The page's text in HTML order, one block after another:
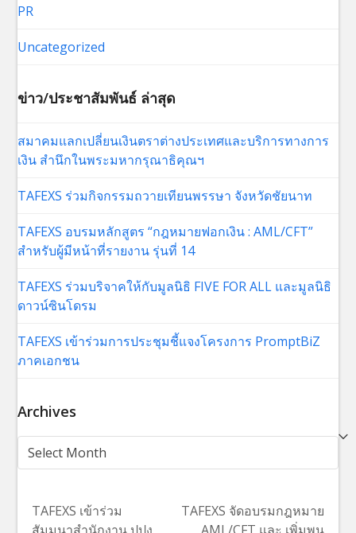
PR
Uncategorized
ข่าว/ประชาสัมพันธ์ ล่าสุด
สมาคมแลกเปลี่ยนเงินตราต่างประเทศและบริการทางการ
เงิน สำนึกในพระมหากรุณาธิคุณฯ
TAFEXS ร่วมกิจกรรมถวายเทียนพรรษา จังหวัดชัยนาท
TAFEXS อบรมหลักสูตร “กฎหมายฟอกเงิน : AML/CFT”
สำหรับผู้มีหน้าที่รายงาน รุ่นที่ 14
TAFEXS ร่วมบริจาคให้กับมูลนิธิ FIVE FOR ALL และมูลนิธิ
ดาวน์ซินโดรม
TAFEXS เข้าร่วมการประชุมชี้แจงโครงการ PromptBiZ
ภาคเอกชน
Archives
Archives
TAFEXS เข้าร่วม
TAFEXS จัดอบรมกฎหมาย